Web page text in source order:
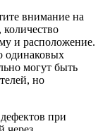
внимание на
и расположение.
одинаковых
могут быть
но
при